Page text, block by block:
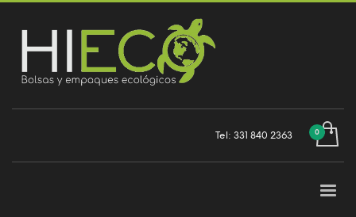
Tel: 331 840 2363